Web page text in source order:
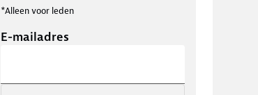
*Alleen voor leden
E-mailadres